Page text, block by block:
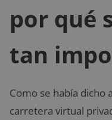
por qué
tan
Como se había dicho
carretera virtual